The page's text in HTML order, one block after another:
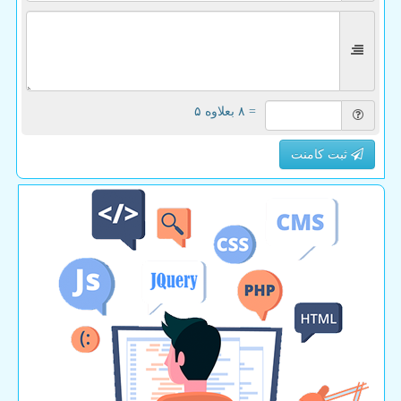
= ۸ بعلاوه ۵
ثبت کامنت